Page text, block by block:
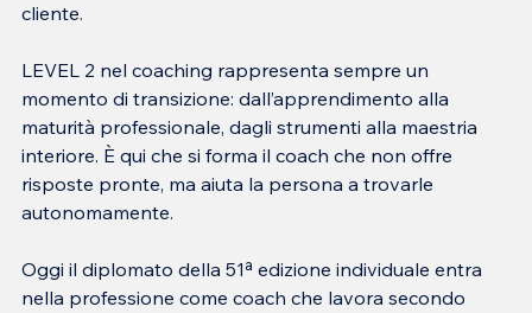
cliente.
LEVEL 2 nel coaching rappresenta sempre un
momento di transizione: dall’apprendimento alla
maturità professionale, dagli strumenti alla maestria
interiore. È qui che si forma il coach che non offre
risposte pronte, ma aiuta la persona a trovarle
autonomamente.
Oggi il diplomato della 51ª edizione individuale entra
nella professione come coach che lavora secondo